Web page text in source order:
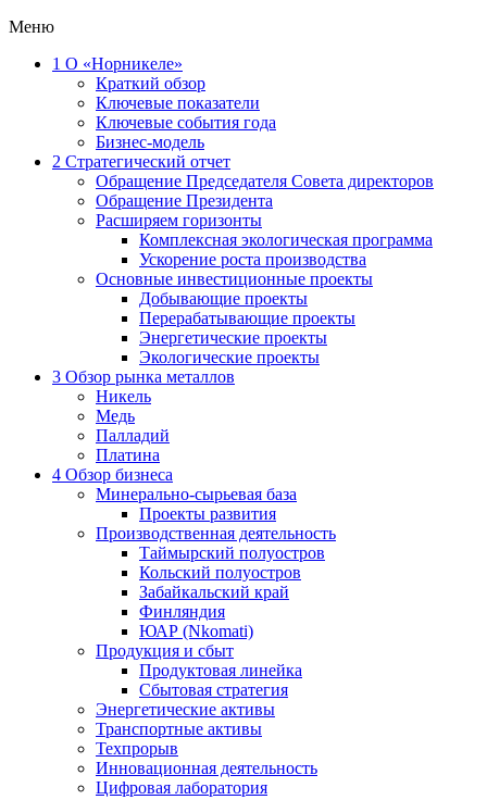
Меню
1 О «Норникеле»
Краткий обзор
Ключевые показатели
Ключевые события года
Бизнес-модель
2 Стратегический отчет
Обращение Председателя Совета директоров
Обращение Президента
Расширяем горизонты
Комплексная экологическая программа
Ускорение роста производства
Основные инвестиционные проекты
Добывающие проекты
Перерабатывающие проекты
Энергетические проекты
Экологические проекты
3 Обзор рынка металлов
Никель
Медь
Палладий
Платина
4 Обзор бизнеса
Минерально-сырьевая база
Проекты развития
Производственная деятельность
Таймырский полуостров
Кольский полуостров
Забайкальский край
Финляндия
ЮАР (Nkomati)
Продукция и сбыт
Продуктовая линейка
Сбытовая стратегия
Энергетические активы
Транспортные активы
Техпрорыв
Инновационная деятельность
Цифровая лаборатория